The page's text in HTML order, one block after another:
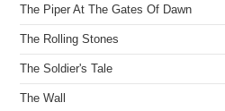
The Piper At The Gates Of Dawn
The Rolling Stones
The Soldier's Tale
The Wall